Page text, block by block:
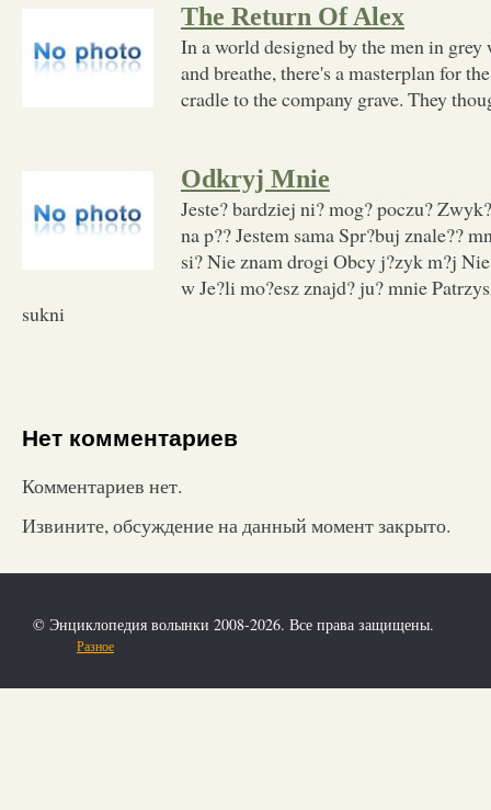
The Return Of Alex
In a world designed by the men in
and breathe, there's a masterplan for
cradle to the company grave. They
Odkryj Mnie
Jeste? bardziej ni? mog? poczu?
na p?? Jestem sama Spr?buj znale??
si? Nie znam drogi Obcy j?zyk m?j
w Je?li mo?esz znajd? ju? mnie
sukni
Нет комментариев
Комментариев нет.
Извините, обсуждение на данный момент закрыто.
© Энциклопедия волынки 2008-2026. Все права защищены.
Разное